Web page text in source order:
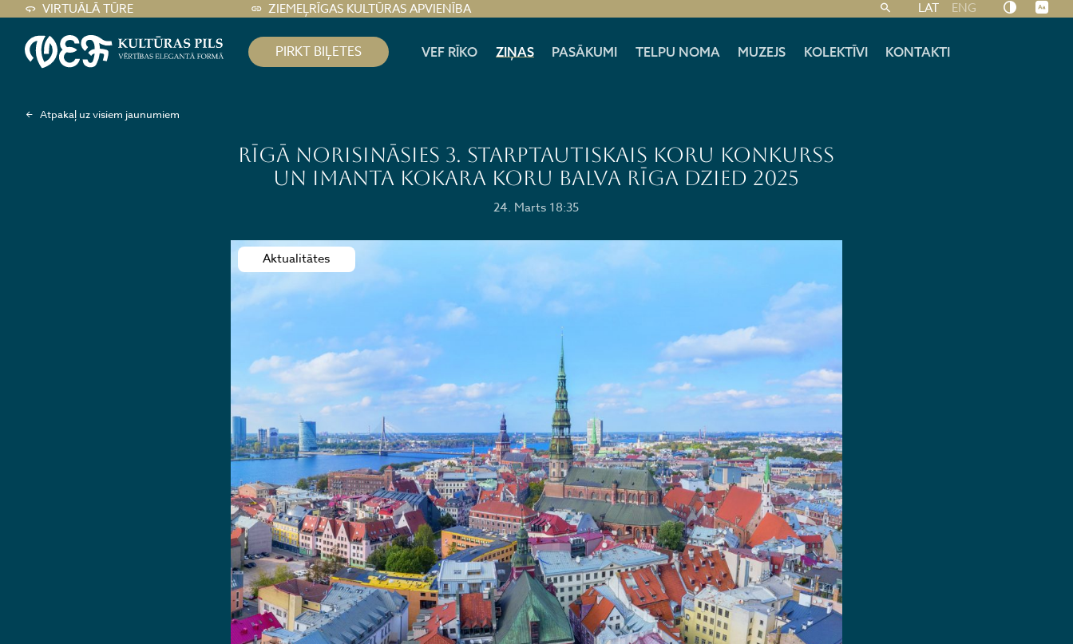
VIRTUĀLĀ TŪRE ZIEMEĻRĪGAS KULTŪRAS APVIENĪBA LAT ENG
PIRKT BIĻETES VEF RĪKO ZIŅAS PASĀKUMI TELPU NOMA MUZEJS KOLEKTĪVI KONTAKTI
Atpakaļ uz visiem jaunumiem
Rīgā norisināsies 3. starptautiskais koru konkurss
un Imanta Kokara koru balva RĪGA DZIED 2025
24. Marts 18:35
Aktualitātes